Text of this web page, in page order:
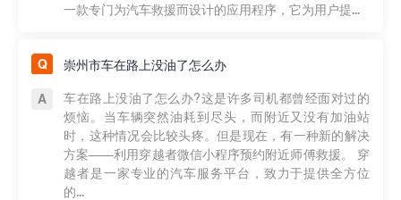
一款专门为汽车救援而设计的应用程序，它为用户提...
崇州市车在路上没油了怎么办
车在路上没油了怎么办?这是许多司机都曾经面对过的
烦恼。当车辆突然油耗到尽头，而附近又没有加油站
时，这种情况会比较头疼。但是现在，有一种新的解决
方案——利用穿越者微信小程序预约附近师傅救援。 穿
越者是一家专业的汽车服务平台，致力于提供全方位
的...